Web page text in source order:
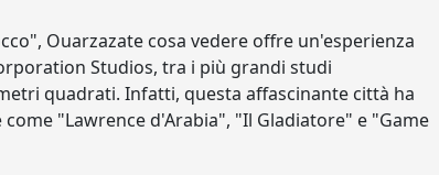
Ouarzazate cosa vedere offre un'esperienza
Studios, tra i più grandi studi
quadrati. Infatti, questa affascinante città ha
"Lawrence d'Arabia", "Il Gladiatore" e "Game